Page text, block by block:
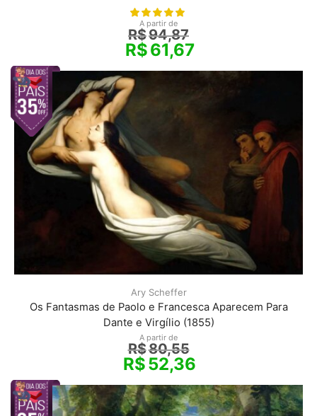
A partir de
R$94,87
R$61,67
Ary Scheffer
Os Fantasmas de Paolo e Francesca Aparecem Para
Dante e Virgílio (1855)
A partir de
R$80,55
R$52,36